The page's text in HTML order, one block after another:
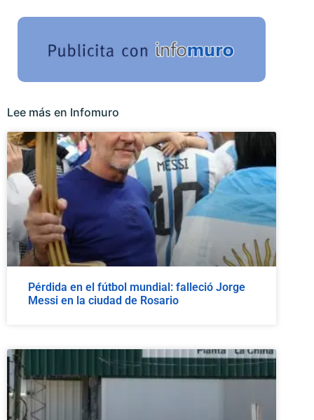
Lee más en Infomuro
Pérdida en el fútbol mundial: falleció Jorge
Messi en la ciudad de Rosario